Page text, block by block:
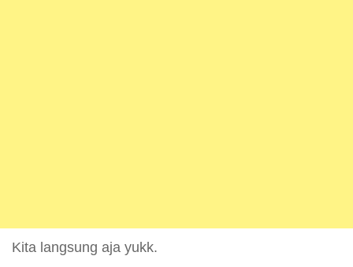
Kita langsung aja yukk.